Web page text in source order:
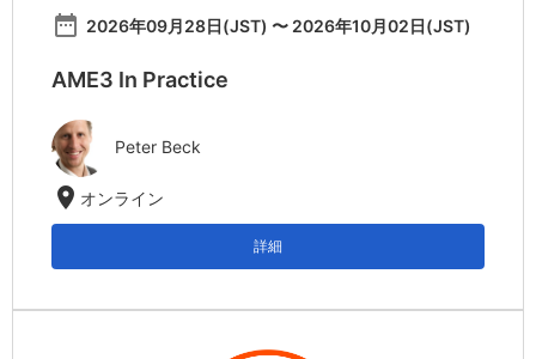
date_range 2026年09月28日(JST) 〜 2026年10月02日(JST)
AME3 In Practice
Peter Beck
location_on オンライン
詳細